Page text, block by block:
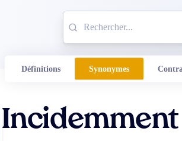
Définitions Synonymes
Incidemment